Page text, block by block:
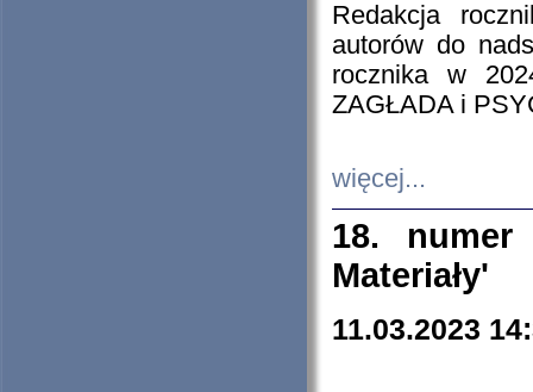
Redakcja
autorów do
rocznika w
ZAGŁADA i
więcej...
18. numer
Materiały'
11.03.2023